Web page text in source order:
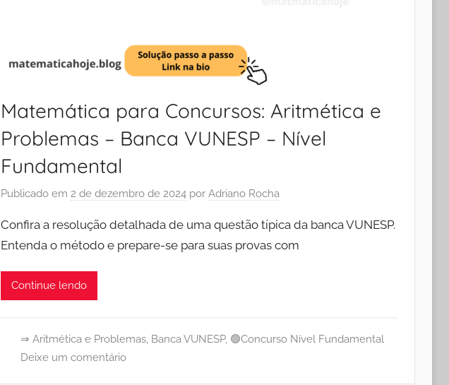
Matemática para Concursos: Aritmética e
Problemas – Banca VUNESP – Nível
Fundamental
Publicado em 2 de dezembro de 2024 por Adriano Rocha
Confira a resolução detalhada de uma questão típica da banca VUNESP.
Entenda o método e prepare-se para suas provas com
Continue lendo
⇒ Aritmética e Problemas, Banca VUNESP, 🟢Concurso Nível Fundamental
Deixe um comentário